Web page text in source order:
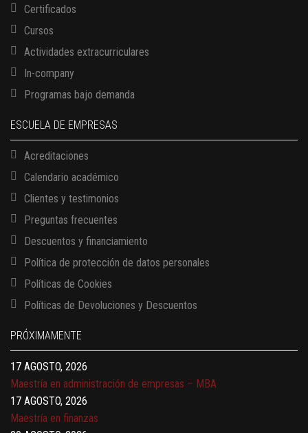
Certificados
Cursos
Actividades extracurriculares
In-company
Programas bajo demanda
ESCUELA DE EMPRESAS
Acreditaciones
Calendario académico
Clientes y testimonios
Preguntas frecuentes
Descuentos y financiamiento
Política de protección de datos personales
Políticas de Cookies
Políticas de Devoluciones y Descuentos
PRÓXIMAMENTE
13 AGOSTO, 2026
Finanzas para no financieros
Gerencia de empresas familiares
17 AGOSTO, 2026
Maestría en administración de empresas – MBA
17 AGOSTO, 2026
Maestría en finanzas
20 AGOSTO, 2026